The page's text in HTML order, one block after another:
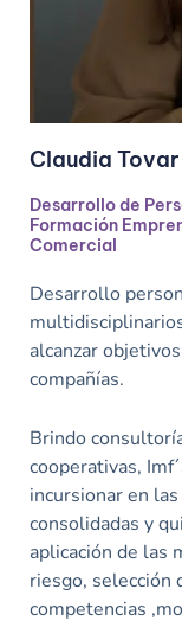
Claudia
Desarrollo de
Formación
Comercial
Desarrollo
alcanzar
compañías.
Brindo
cooperativas,
incursionar en
consolidadas y
aplicación de las
riesgo, selección
competencias